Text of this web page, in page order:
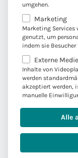
Um barrierefreie
Standard
Anpassungen als
1.
Zuerst müssen
werden, die in
Policen,
Dabei sollte
umgehen.
Marketing
Marketing Services
genutzt, um
indem sie Besucher
Externe
Inhalte von
werden
akzeptiert werden,
manuelle
Alle